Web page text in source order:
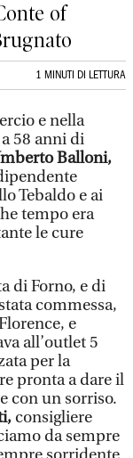
of
1 MINUTI DI LETTURA
e nella
58 anni di
Balloni,
Tebaldo e ai
tempo era
le cure
di Forno, e di
commessa,
e
all’outlet 5
per la
pronta a dare il
con un sorriso.
consigliere
da sempre